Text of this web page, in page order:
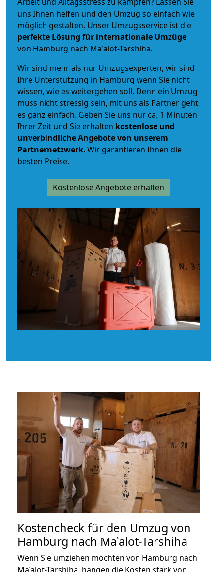
uns Ihnen helfen und den Umzug so einfach wie
möglich gestalten. Unser Umzugsservice ist die
perfekte Lösung für internationale Umzüge
von Hamburg nach Maʿalot-Tarshiha.
Wir sind mehr als nur Umzugsexperten, wir sind
Ihre Unterstützung in Hamburg wenn Sie nicht
wissen, wie es weitergehen soll. Denn ein Umzug
muss nicht stressig sein, mit uns als Partner geht
es ganz einfach. Geben Sie uns nur ca. 1 Minuten
Ihrer Zeit und Sie erhalten kostenlose und
unverbindlicheAngebote von unserem
Partnernetzwerk. Wir garantieren Ihnen die
besten Preise.
Kostenlose Angebote erhalten
Kostencheck für den Umzug von
Hamburg nach Maʿalot-Tarshiha
Wenn Sie umziehen möchten von Hamburg nach
Maʿalot-Tarshiha, hängen die Kosten stark von